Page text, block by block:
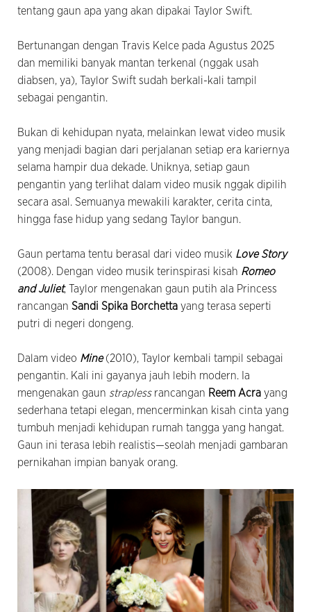
tentang gaun apa yang akan dipakai Taylor Swift.
Bertunangan dengan Travis Kelce pada Agustus 2025
dan memiliki banyak mantan terkenal (nggak usah
diabsen, ya), Taylor Swift sudah berkali-kali tampil
sebagai pengantin.
Bukan di kehidupan nyata, melainkan lewat video musik
yang menjadi bagian dari perjalanan setiap era kariernya
selama hampir dua dekade. Uniknya, setiap gaun
pengantin yang terlihat dalam video musik nggak dipilih
secara asal. Semuanya mewakili karakter, cerita cinta,
hingga fase hidup yang sedang Taylor bangun.
Gaun pertama tentu berasal dari video musik Love Story
(2008). Dengan video musik terinspirasi kisah Romeo
and Juliet, Taylor mengenakan gaun putih ala Princess
rancangan Sandi Spika Borchetta yang terasa seperti
putri di negeri dongeng.
Dalam video Mine(2010), Taylor kembali tampil sebagai
pengantin. Kali ini gayanya jauh lebih modern. Ia
mengenakan gaun strapless rancangan Reem Acra yang
sederhana tetapi elegan, mencerminkan kisah cinta yang
tumbuh menjadi kehidupan rumah tangga yang hangat.
Gaun ini terasa lebih realistis—seolah menjadi gambaran
pernikahan impian banyak orang.